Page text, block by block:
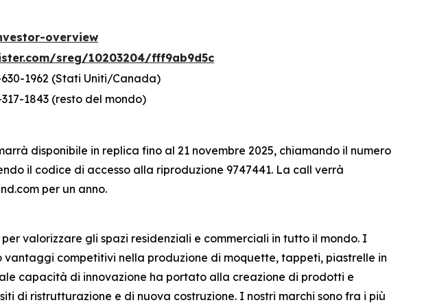
overview
sreg/10203204/fff9ab9d5c
1962 (Stati Uniti/Canada)
1843 (resto del mondo)
disponibile in replica fino al 21 novembre 2025, chiamando il numero
il codice di accesso alla riproduzione 9747441. La call verrà
per un anno.
valorizzare gli spazi residenziali e commerciali in tutto il mondo. I
competitivi nella produzione di moquette, tappeti, piastrelle in
capacità di innovazione ha portato alla creazione di prodotti e
di ristrutturazione e di nuova costruzione. I nostri marchi sono fra i più